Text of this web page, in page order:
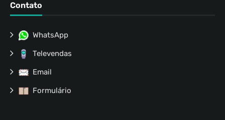
Contato
WhatsApp
Televendas
Email
Formulário